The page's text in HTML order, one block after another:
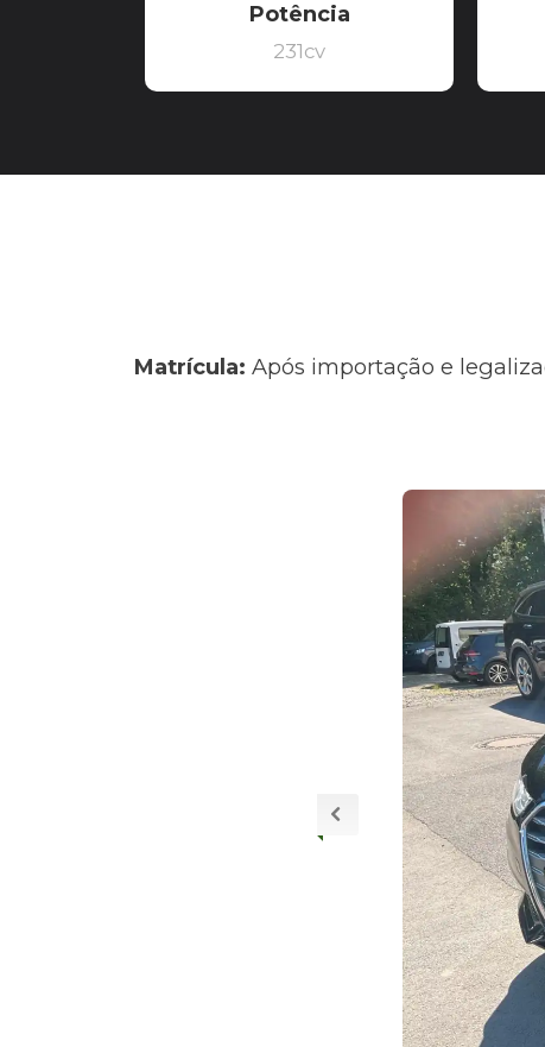
Potência
231cv
Matrícula: Após importação e